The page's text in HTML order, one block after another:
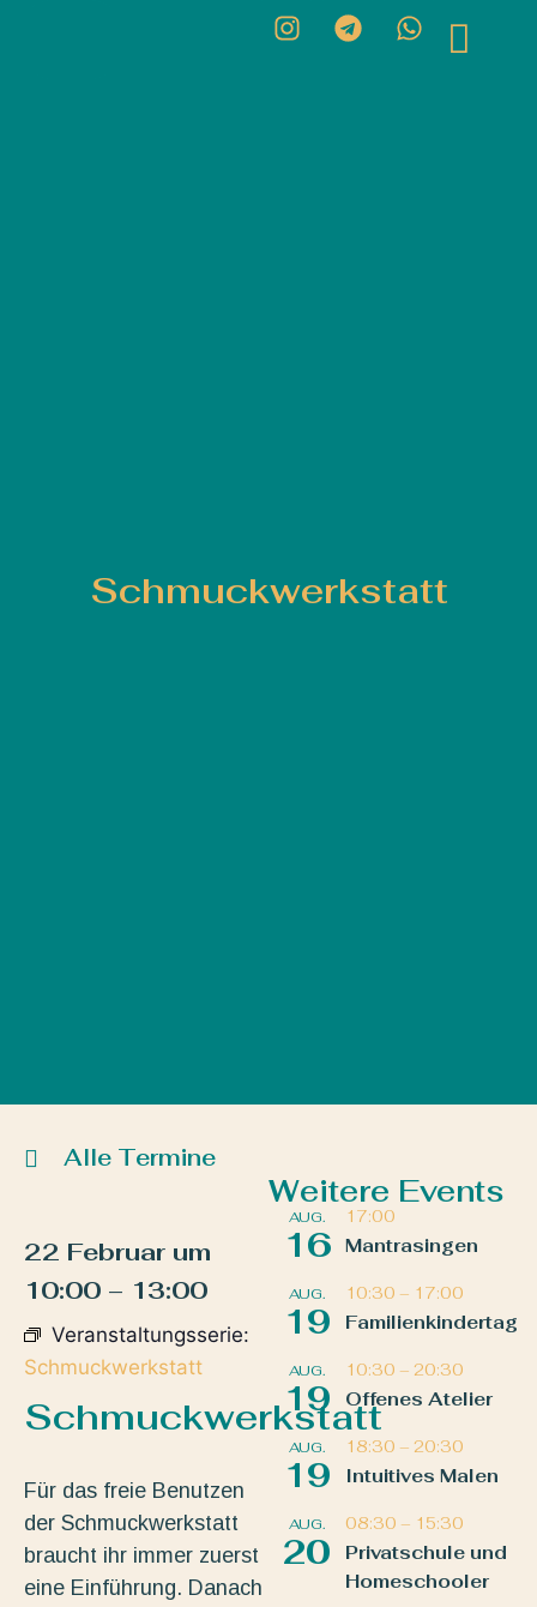
Schmuckwerkstatt
Alle Termine
22 Februar um
10:00 – 13:00
Veranstaltungsserie:
Schmuckwerkstatt
Schmuckwerkstatt
Für das freie Benutzen
der Schmuckwerkstatt
braucht ihr immer zuerst
eine Einführung. Danach
Weitere Events
AUG.
16
17:00
Mantrasingen
AUG.
19
10:30 – 17:00
Familienkindertag
AUG.
19
10:30 – 20:30
Offenes Atelier
AUG.
19
18:30 – 20:30
Intuitives Malen
AUG.
20
08:30 – 15:30
Privatschule und
Homeschooler